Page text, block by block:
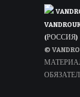
(РОССИЯ)
©